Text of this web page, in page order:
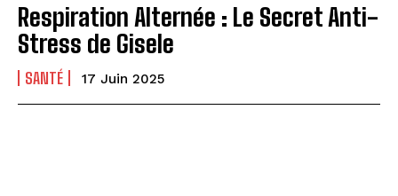
Respiration Alternée : Le Secret Anti-
Stress de Gisele
SANTÉ 17 Juin 2025